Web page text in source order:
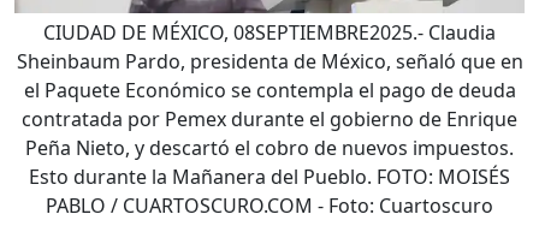
CIUDAD DE MÉXICO, 08SEPTIEMBRE2025.- Claudia
Sheinbaum Pardo, presidenta de México, señaló que en
el Paquete Económico se contempla el pago de deuda
contratada por Pemex durante el gobierno de Enrique
Peña Nieto, y descartó el cobro de nuevos impuestos.
Esto durante la Mañanera del Pueblo. FOTO: MOISÉS
PABLO / CUARTOSCURO.COM - Foto: Cuartoscuro